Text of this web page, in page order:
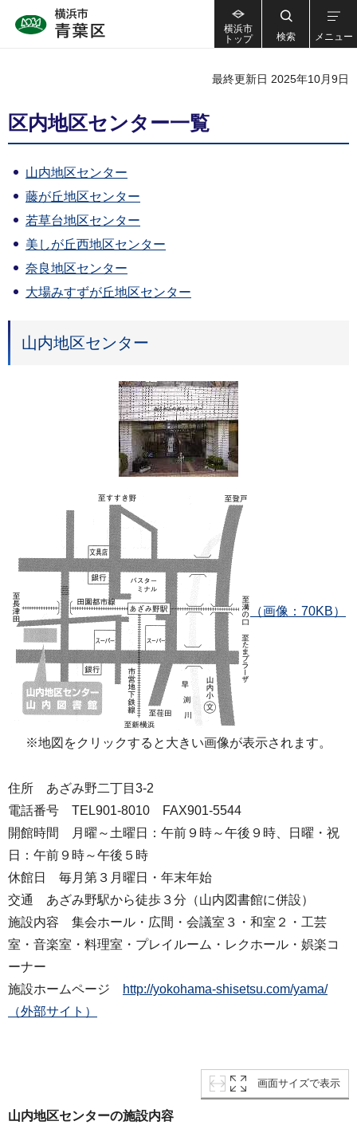
横浜市
トップ
検索 メニュー
最終更新日 2025年10月9日
区内地区センター一覧
山内地区センター
藤が丘地区センター
若草台地区センター
美しが丘西地区センター
奈良地区センター
大場みすずが丘地区センター
山内地区センター
（画像：70KB）
※地図をクリックすると大きい画像が表示されます。
住所 あざみ野二丁目3-2
電話番号 TEL901-8010 FAX901-5544
開館時間 月曜～土曜日：午前９時～午後９時、日曜・祝
日：午前９時～午後５時
休館日 毎月第３月曜日・年末年始
交通 あざみ野駅から徒歩３分（山内図書館に併設）
施設内容 集会ホール・広間・会議室３・和室２・工芸
室・音楽室・料理室・プレイルーム・レクホール・娯楽コ
ーナー
施設ホームページ
http://yokohama-shisetsu.com/yama/
（外部サイト）
画面サイズで表示
山内地区センターの施設内容